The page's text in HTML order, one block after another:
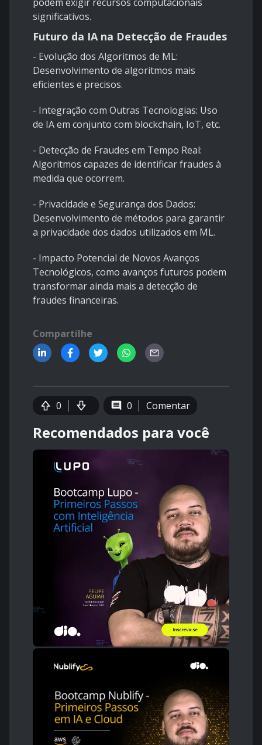
significativos.
Futuro da IA na Detecção de Fraudes
- Evolução dos Algoritmos de ML:
Desenvolvimento de algoritmos mais
eficientes e precisos.
- Integração com Outras Tecnologias: Uso
de IA em conjunto com blockchain, IoT, etc.
- Detecção de Fraudes em Tempo Real:
Algoritmos capazes de identificar fraudes à
medida que ocorrem.
- Privacidade e Segurança dos Dados:
Desenvolvimento de métodos para garantir
a privacidade dos dados utilizados em ML.
- Impacto Potencial de Novos Avanços
Tecnológicos, como avanços futuros podem
transformar ainda mais a detecção de
fraudes financeiras.
Compartilhe
0 0 Comentar
Recomendados para você